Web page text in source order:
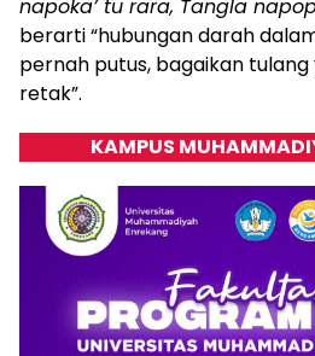
napoka’ tu rara, Tangla
berarti “hubungan darah
pernah putus, bagaikan
retak”.
KAMPUS